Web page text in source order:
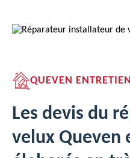
QUEVEN ENTRETIEN
Les devis du
velux Queven